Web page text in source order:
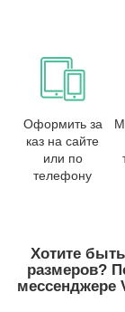
Оформить за
каз на сайте
или по
телефону
Хотите
размеров?
месcенджере